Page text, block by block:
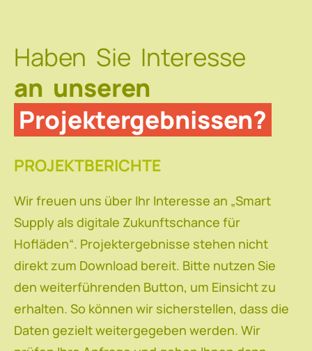
Haben Sie Interesse
an unseren
Projektergebnissen?
PROJEKTBERICHTE
Wir freuen uns über Ihr Interesse an „Smart
Supply als digitale Zukunftschance für
Hofläden“. Projektergebnisse stehen nicht
direkt zum Download bereit. Bitte nutzen Sie
den weiterführenden Button, um Einsicht zu
erhalten. So können wir sicherstellen, dass die
Daten gezielt weitergegeben werden. Wir